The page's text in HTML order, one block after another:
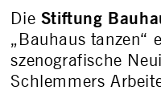
Die Stiftung
„Bauhaus tanzen“
szenografische
Schlemmers